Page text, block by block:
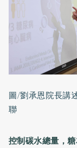
圖/劉承恩院長講
聯
控制碳水總量，